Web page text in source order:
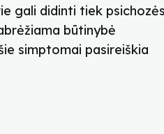
gali didinti tiek
būtinybė
simptomai pasireiškia